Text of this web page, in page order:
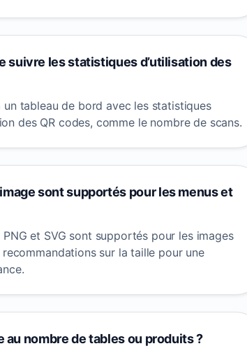
suivre les statistiques d’utilisation des
un tableau de bord avec les statistiques
des QR codes, comme le nombre de scans.
sont supportés pour les menus et
PNG et SVG sont supportés pour les images
sur la taille pour une
au nombre de tables ou produits ?